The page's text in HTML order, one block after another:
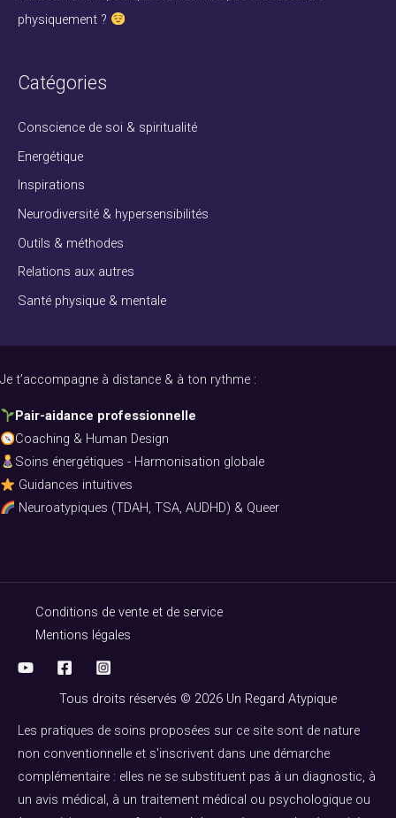
:physiquement ?
Catégories
Conscience de soi & spiritualité
Energétique
Inspirations
Neurodiversité & hypersensibilités
Outils & méthodes
Relations aux autres
Santé physique & mentale
Je t’accompagne à distance & à ton rythme :
Pair-aidance professionnelle
Coaching & Human Design
Soins énergétiques - Harmonisation globale
Guidances intuitives
Neuroatypiques (TDAH, TSA, AUDHD) & Queer
Conditions de vente et de service
Mentions légales
Tous droits réservés © 2026 Un Regard Atypique
Les pratiques de soins proposées sur ce site sont de nature
non conventionnelle et s'inscrivent dans une démarche
complémentaire : elles ne se substituent pas à un diagnostic, à
un avis médical, à un traitement médical ou psychologique ou